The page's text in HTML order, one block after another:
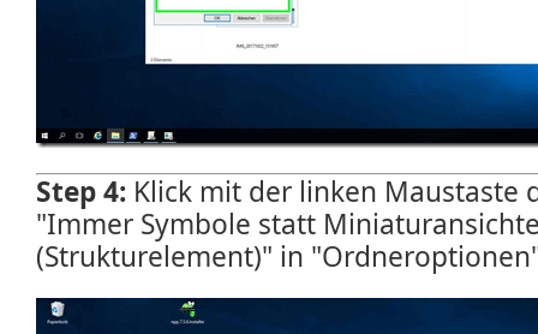
Step 4: Klick mit der linken Maustaste
"Immer Symbole statt
(Strukturelement)" in